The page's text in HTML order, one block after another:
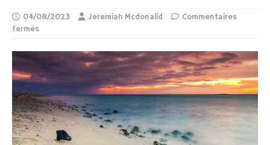
04/08/2023 Jeremiah Mcdonalid
Commentaires
fermés